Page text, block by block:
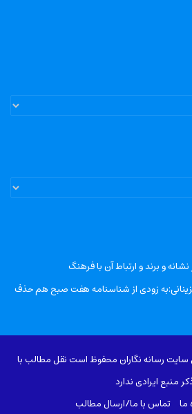
و برند و ارتباط آن با فرهنگ
زودی از شناسنامه هفت صبح هم حذف
رسانه نگاران محفوظ است نقل مطالب با
منبع ایرادی ندارد
ما تماس با ما/ارسال مطالب